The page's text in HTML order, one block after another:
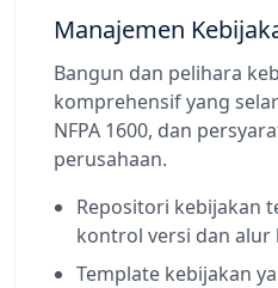
Manajemen
Bangun dan pelihara
komprehensif yang
NFPA 1600, dan
perusahaan.
Repositori kebijakan
kontrol versi dan alur
Template kebijakan